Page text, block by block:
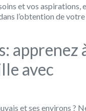
et vos aspirations,
l’obtention de
apprenez
avec
et ses environs ?